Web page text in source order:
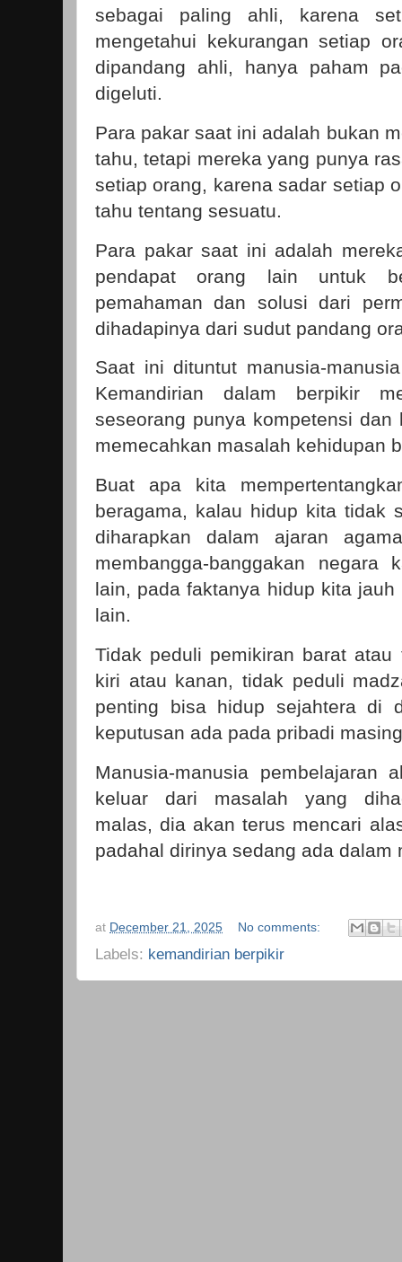
sebagai paling ahli, karena
mengetahui kekurangan setiap
dipandang ahli, hanya paham
digeluti.
Para pakar saat ini adalah bukan
tahu, tetapi mereka yang punya
setiap orang, karena sadar setiap
tahu tentang sesuatu.
Para pakar saat ini adalah
pendapat orang lain untuk
pemahaman dan solusi dari
dihadapinya dari sudut pandang
Saat ini dituntut manusia-
Kemandirian dalam berpikir
seseorang punya kompetensi dan
memecahkan masalah kehidupan
Buat apa kita
beragama, kalau hidup kita tidak
diharapkan dalam ajaran
membangga-banggakan negara
lain, pada faktanya hidup kita
lain.
Tidak peduli pemikiran barat
kiri atau kanan, tidak peduli
penting bisa hidup sejahtera di
keputusan ada pada pribadi
Manusia-manusia pembelajaran
keluar dari masalah yang
malas, dia akan terus mencari
padahal dirinya sedang ada dalam
at December 21, 2025 No comments:
Labels: kemandirian berpikir